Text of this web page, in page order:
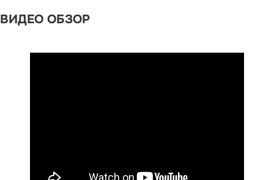
ВИДЕО ОБЗОР